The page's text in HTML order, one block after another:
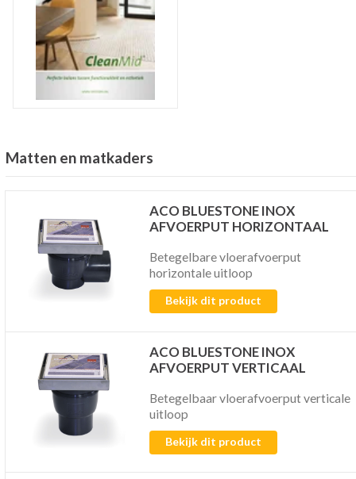
Matten en matkaders
ACO BLUESTONE INOX
AFVOERPUT HORIZONTAAL
Betegelbare vloerafvoerput
horizontale uitloop
Bekijk dit product
ACO BLUESTONE INOX
AFVOERPUT VERTICAAL
Betegelbaar vloerafvoerput verticale
uitloop
Bekijk dit product